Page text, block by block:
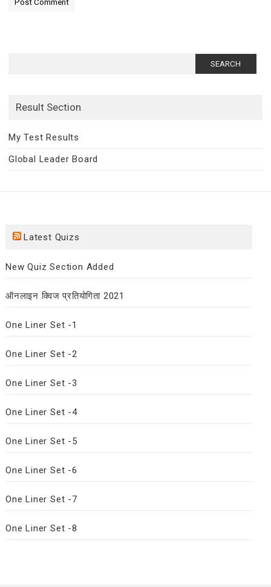
Result Section
My Test Results
Global Leader Board
Latest Quizs
New Quiz Section Added
ऑनलाइन क्विज प्रतियोगिता 2021
One Liner Set -1
One Liner Set -2
One Liner Set -3
One Liner Set -4
One Liner Set -5
One Liner Set -6
One Liner Set -7
One Liner Set -8